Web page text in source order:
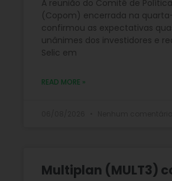
A reunião do Comitê de
(Copom) encerrada na
confirmou as expectativas
unânimes dos investidores e
Selic em
READ MORE »
Multiplan (MULT3)